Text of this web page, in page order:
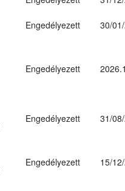
Engedélyezett
30/
Engedélyezett
Engedélyezett 31/
Engedélyezett 15/